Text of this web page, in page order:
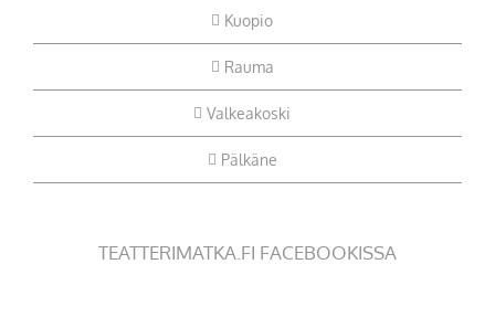
Kuopio
Rauma
Valkeakoski
Pälkäne
TEATTERIMATKA.FI FACEBOOKISSA